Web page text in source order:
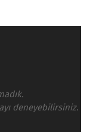
deneyebilirsiniz.